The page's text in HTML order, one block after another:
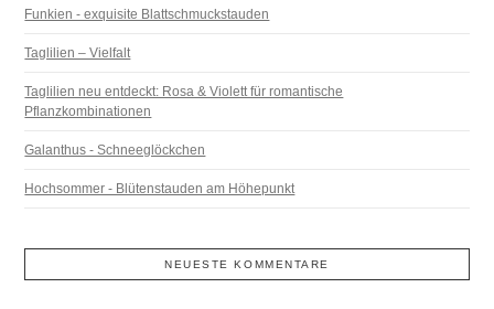
Funkien - exquisite Blattschmuckstauden
Taglilien – Vielfalt
Taglilien neu entdeckt: Rosa & Violett für romantische
Pflanzkombinationen
Galanthus - Schneeglöckchen
Hochsommer - Blütenstauden am Höhepunkt
NEUESTE KOMMENTARE